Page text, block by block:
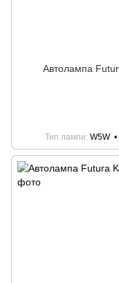
Автолампа
Тип лампи W5W